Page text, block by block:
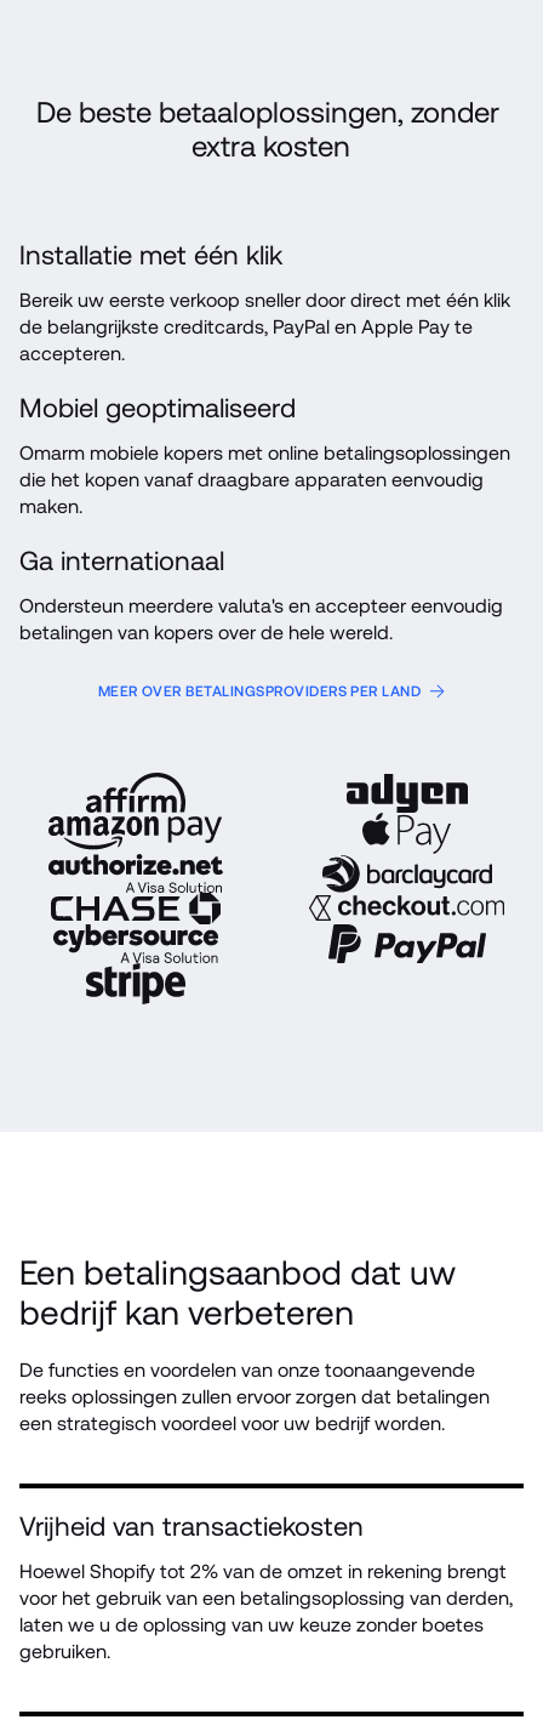
De beste betaaloplossingen, zonder
extra kosten
Installatie met één klik
Bereik uw eerste verkoop sneller door direct met één klik
de belangrijkste creditcards, PayPal en Apple Pay te
accepteren.
Mobiel geoptimaliseerd
Omarm mobiele kopers met online betalingsoplossingen
die het kopen vanaf draagbare apparaten eenvoudig
maken.
Ga internationaal
Ondersteun meerdere valuta's en accepteer eenvoudig
betalingen van kopers over de hele wereld.
MEER OVER BETALINGSPROVIDERS PER LAND
Een betalingsaanbod dat uw
bedrijf kan verbeteren
De functies en voordelen van onze toonaangevende
reeks oplossingen zullen ervoor zorgen dat betalingen
een strategisch voordeel voor uw bedrijf worden.
Vrijheid van transactiekosten
Hoewel Shopify tot 2% van de omzet in rekening brengt
voor het gebruik van een betalingsoplossing van derden,
laten we u de oplossing van uw keuze zonder boetes
gebruiken.